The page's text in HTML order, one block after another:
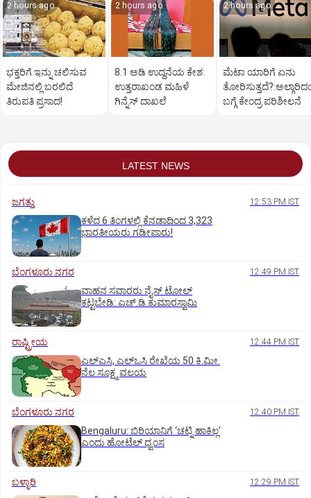
2 hours ago
ಭಕ್ತರಿಗೆ ಇನ್ನು ಚಲಿಸುವ
ಮೇಜಿನಲ್ಲಿ ಬರಲಿದೆ
ತಿರುಪತಿ ಪ್ರಸಾದ!
2 hours ago
8.1 ಅಡಿ ಉದ್ದನೆಯ ಕೇಶ:
ಉತ್ತರಾಖಂಡ ಮಹಿಳೆ
ಗಿನ್ನೆಸ್‌ ದಾಖಲೆ
2 hours ago
ಮೆಟಾ ಯಾರಿಗೆ ಏನು
ಬಗ್ಗೆ ಕೇಂದ್ರ ಪರಿಶೀಲನೆ
LATEST NEWS
ಜಗತ್ತು 12:53 PM IST
ಕಳೆದ 6 ತಿಂಗಳಲ್ಲಿ ಕೆನಡಾದಿಂದ 3,323
ಭಾರತೀಯರು ಗಡೀಪಾರು!
ಬೆಂಗಳೂರು ನಗರ 12:49 PM IST
ವಾಹನ ಸವಾರರು ನೈಸ್‌ ಟೋಲ್‌
ಕಟ್ಟಬೇಡಿ: ಎಚ್‌.ಡಿ.ಕುಮಾರಸ್ವಾಮಿ
ರಾಷ್ಟ್ರೀಯ 12:44 PM IST
ಎಲ್‌ಎಸಿ, ಎಲ್‌ಒಸಿ ರೇಖೆಯ 50 ಕಿ.ಮೀ.
ನೆಲ ಸೂಕ್ಷ್ಮ ವಲಯ
ಬೆಂಗಳೂರು ನಗರ 12:40 PM IST
Bengaluru: ಬಿರಿಯಾನಿಗೆ ‘ಚಟ್ನಿ ಹಾಕಿಲ್ಲ’
ಎಂದು ಹೋಟೆಲ್‌ ಧ್ವಂಸ
ಬಳ್ಳಾರಿ 12:29 PM IST